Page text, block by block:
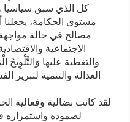
كل الذي سبق سياسيا
مستوى الحكامة،
مصالح في حالة
الاجتماعية
والتغطية عليها
العدالة والتنمية
لقد كانت نضالية وفعالية
لصموده واستمراره